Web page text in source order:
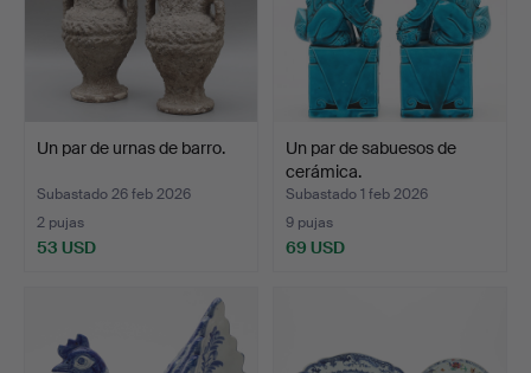
Un par de urnas de barro.
Subastado 26 feb 2026
2 pujas
53 USD
Un par de sabuesos de
cerámica.
Subastado 1 feb 2026
9 pujas
69 USD